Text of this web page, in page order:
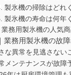
製氷機の掃除はどれ
製氷機の寿命は何年
業務用製氷機の人気
業務用製氷機の故
な異常を見逃さない
メンテナンスが故障